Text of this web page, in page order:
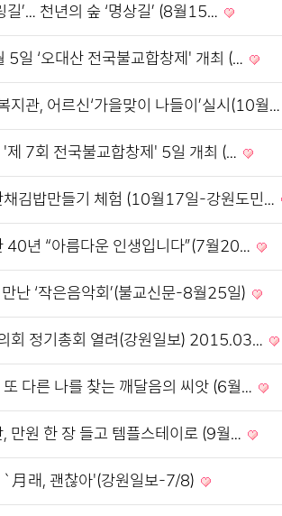
길’… 천년의 숲 ‘명상길’ (8월15…
5일 ‘오대산 전국불교합창제' 개최 (…
지관, 어르신‘가을맞이 나들이’실시(10월
'제 7회 전국불교합창제' 5일 개최 (…
채김밥만들기 체험 (10월17일-강원도민…
40년 “아름다운 인생입니다”(7월20…
난 ‘작은음악회’(불교신문-8월25일)
회 정기총회 열려(강원일보) 2015.03…
다른 나를 찾는 깨달음의 씨앗 (6월…
만원 한 장 들고 템플스테이로 (9월…
`月래, 괜찮아'(강원일보-7/8)